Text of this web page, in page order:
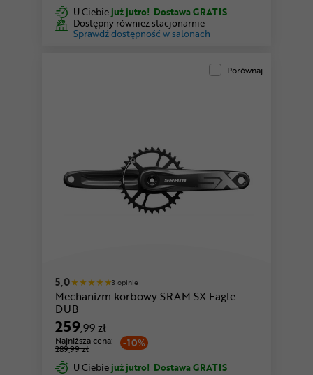
U Ciebie już jutro! Dostawa GRATIS
Dostępny również stacjonarnie
Sprawdź dostępność w salonach
Porównaj
5,0 3 opinie
Mechanizm korbowy SRAM SX Eagle
DUB
259,99 zł
-10%
Najniższa cena:
289,99 zł
U Ciebie już jutro! Dostawa GRATIS